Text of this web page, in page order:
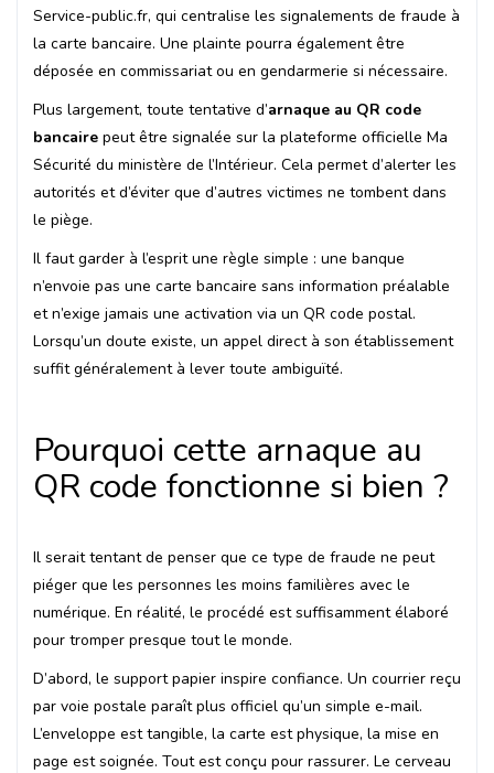
Service-public.fr, qui centralise les signalements de fraude à
la carte bancaire. Une plainte pourra également être
déposée en commissariat ou en gendarmerie si nécessaire.
Plus largement, toute tentative d’arnaque au QR code
bancaire peut être signalée sur la plateforme officielle Ma
Sécurité du ministère de l’Intérieur. Cela permet d’alerter les
autorités et d’éviter que d’autres victimes ne tombent dans
le piège.
Il faut garder à l’esprit une règle simple : une banque
n’envoie pas une carte bancaire sans information préalable
et n’exige jamais une activation via un QR code postal.
Lorsqu’un doute existe, un appel direct à son établissement
suffit généralement à lever toute ambiguïté.
Pourquoi cette arnaque au
QR code fonctionne si bien ?
Il serait tentant de penser que ce type de fraude ne peut
piéger que les personnes les moins familières avec le
numérique. En réalité, le procédé est suffisamment élaboré
pour tromper presque tout le monde.
D’abord, le support papier inspire confiance. Un courrier reçu
par voie postale paraît plus officiel qu’un simple e-mail.
L’enveloppe est tangible, la carte est physique, la mise en
page est soignée. Tout est conçu pour rassurer. Le cerveau